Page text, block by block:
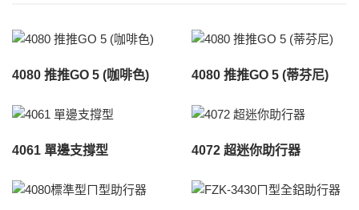
4080 推推GO 5 (咖啡色) 4080 推推GO 5 (蒂芬尼)
4061 單邊支撐型 4072 超迷你助行器